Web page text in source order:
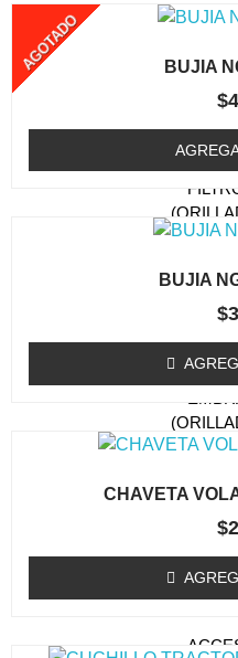
CAJA
TAPA
KIT
BUJIA
AGOTADO
$
BUJIA
$
CHAVETA
$